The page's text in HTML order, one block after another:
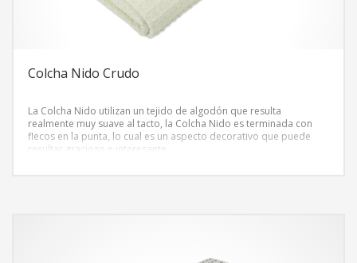
Colcha Nido Crudo
La Colcha Nido utilizan un tejido de algodón que resulta
realmente muy suave al tacto, la Colcha Nido es terminada con
flecos en la punta, lo cual es un aspecto decorativo que puede
resultar gracioso e interesante.